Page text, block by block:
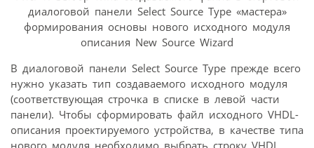
диалоговой панели Select Source Type «мастера»
формирования основы нового исходного модуля
описания New Source Wizard
В диалоговой панели Select Source Type прежде всего
нужно указать тип создаваемого исходного модуля
(соответствующая строчка в списке в левой части
панели). Чтобы сформировать файл исходного VHDL-
описания проектируемого устройства, в качестве типа